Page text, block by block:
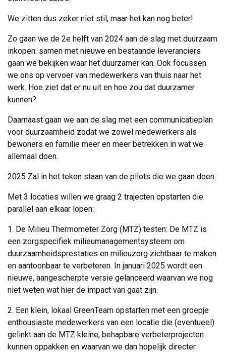
We zitten dus zeker niet stil, maar het kan nog beter!
Zo gaan we de 2e helft van 2024 aan de slag met duurzaam
inkopen: samen met nieuwe en bestaande leveranciers
gaan we bekijken waar het duurzamer kan. Ook focussen
we ons op vervoer van medewerkers van thuis naar het
werk. Hoe ziet dat er nu uit en hoe zou dat duurzamer
kunnen?
Daarnaast gaan we aan de slag met een communicatieplan
voor duurzaamheid zodat we zowel medewerkers als
bewoners en familie meer en meer betrekken in wat we
allemaal doen.
2025 Zal in het teken staan van de pilots die we gaan doen:
Met 3 locaties willen we graag 2 trajecten opstarten die
parallel aan elkaar lopen:
1. De Milieu Thermometer Zorg (MTZ) testen: De MTZ is
een zorgspecifiek milieumanagementsysteem om
duurzaamheidsprestaties en milieuzorg zichtbaar te maken
en aantoonbaar te verbeteren. In januari 2025 wordt een
nieuwe, aangescherpte versie gelanceerd waarvan we nog
niet weten wat hier de impact van gaat zijn.
2. Een klein, lokaal GreenTeam opstarten met een groepje
enthousiaste medewerkers van een locatie die (eventueel)
gelinkt aan de MTZ kleine, behapbare verbeterprojecten
kunnen oppakken en waarvan we dan hopelijk directer